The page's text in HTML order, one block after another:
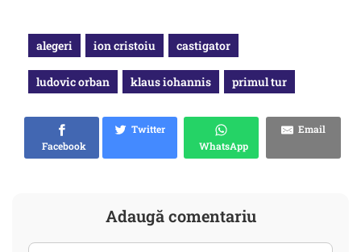
alegeri ion cristoiu castigator
ludovic orban klaus iohannis primul tur
Facebook
Twitter
WhatsApp
Email
Adaugă comentariu